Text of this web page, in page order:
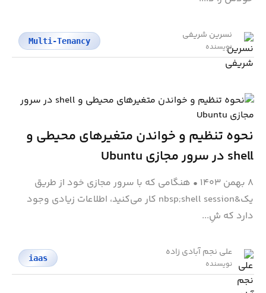
نسرین شریفی
نویسنده
Multi-Tenancy
نحوه تنظیم و خواندن متغیرهای محیطی و
shell در سرور مجازی Ubuntu
۸ بهمن ۱۴۰۳ • هنگامی که با سرور مجازی خود از طریق
یک&nbsp;shell session کار می‌کنید، اطلاعات زیادی وجود
دارد که شِ...
علی نجم آبادی زاده
نویسنده
iaas